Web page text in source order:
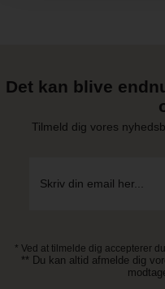
Det kan blive
Tilmeld dig vores
* Ved at tilmelde dig accepterer
** Du kan altid afmelde dig